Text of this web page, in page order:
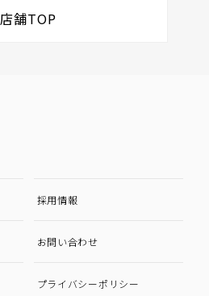
店舗TOP
採用情報
お問い合わせ
プライバシーポリシー